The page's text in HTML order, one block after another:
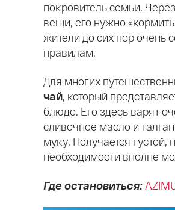
покровитель семьи.
вещи, его нужно
жители до сих пор очень
правилам.
Для многих
чай, который
блюдо. Его здесь варят
сливочное масло и
муку. Получается густой,
необходимости вполне
Где остановиться: